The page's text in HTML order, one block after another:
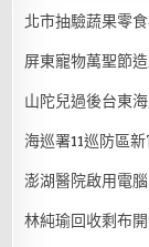
北市抽驗蔬果零
屏東寵物萬聖節
山陀兒過後台東
海巡署11巡防區
澎湖醫院啟用電
林純瑜回收剩布